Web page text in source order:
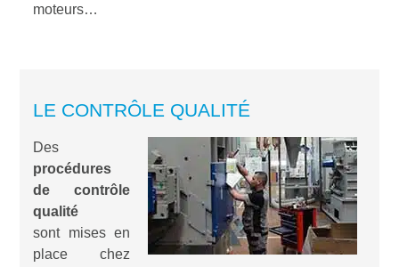
moteurs…
LE CONTRÔLE QUALITÉ
Des
procédures
de contrôle
qualité
sont mises en
place chez